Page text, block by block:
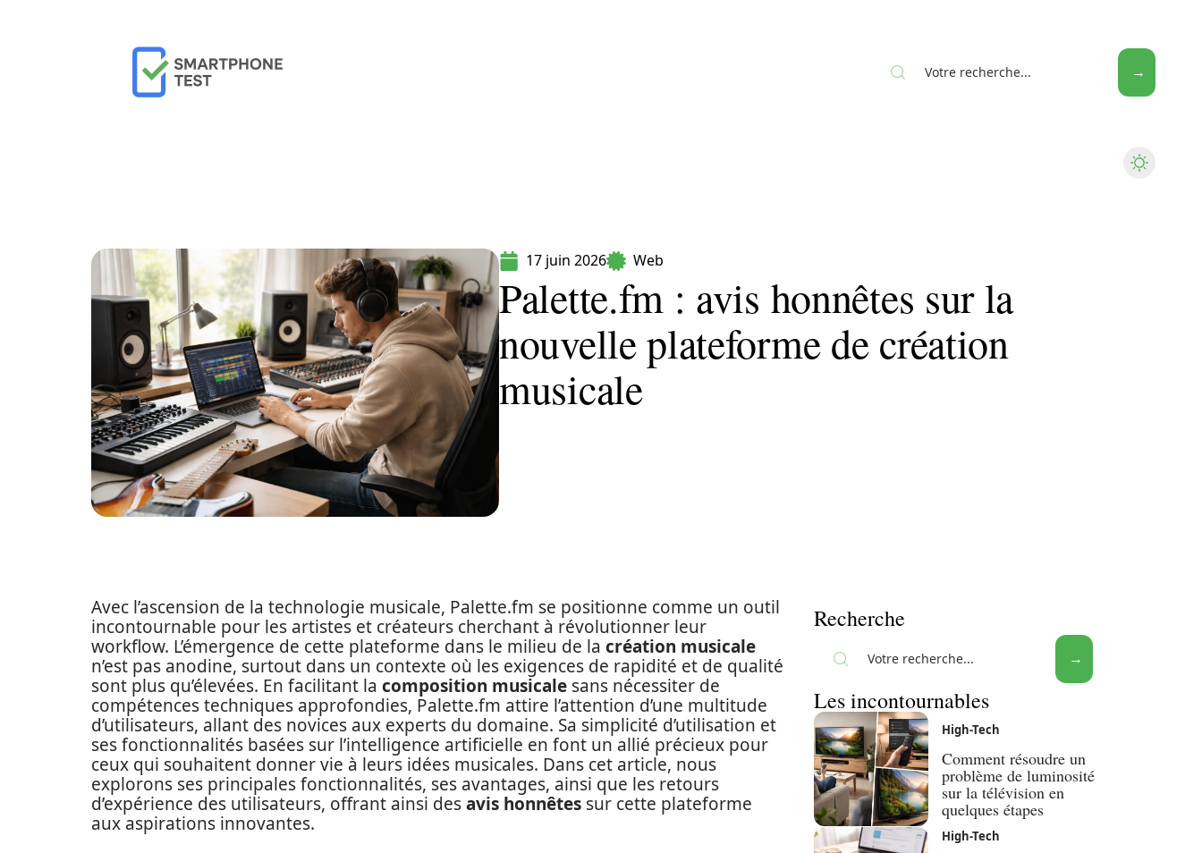
17 juin 2026 Web
Palette.fm : avis honnêtes sur la
nouvelle plateforme de création
musicale
Avec l’ascension de la technologie musicale, Palette.fm se positionne comme un outil
incontournable pour les artistes et créateurs cherchant à révolutionner leur
workflow. L’émergence de cette plateforme dans le milieu de la création musicale
n’est pas anodine, surtout dans un contexte où les exigences de rapidité et de qualité
sont plus qu’élevées. En facilitant la composition musicale sans nécessiter de
compétences techniques approfondies, Palette.fm attire l’attention d’une multitude
d’utilisateurs, allant des novices aux experts du domaine. Sa simplicité d’utilisation et
ses fonctionnalités basées sur l’intelligence artificielle en font un allié précieux pour
ceux qui souhaitent donner vie à leurs idées musicales. Dans cet article, nous
explorons ses principales fonctionnalités, ses avantages, ainsi que les retours
d’expérience des utilisateurs, offrant ainsi desavis honnêtes sur cette plateforme
aux aspirations innovantes.
Recherche
Les incontournables
High-Tech
Comment résoudre un
problème de luminosité
sur la télévision en
quelques étapes
High-Tech